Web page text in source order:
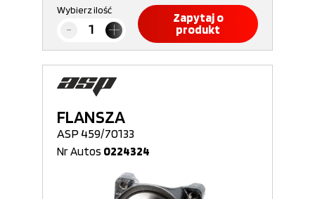
Wybierz ilość
Zapytaj o
produkt
FLANSZA
ASP 459/70133
Nr Autos 0224324